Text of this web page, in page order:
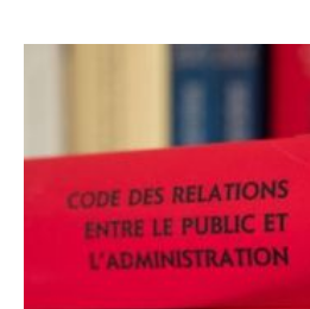
d’euros
d’une
fondation
d’entreprise
n’ayant